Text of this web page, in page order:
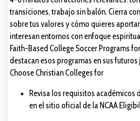
transiciones, trabajo sin balón. Cierra
sobre tus valores y cómo quieres
interesan entornos con enfoque
Faith-Based College Soccer Programs
destacan esos programas en sus
Choose Christian Colleges for
Revisa los requisitos académicos
en el sitio oficial de la NCAA